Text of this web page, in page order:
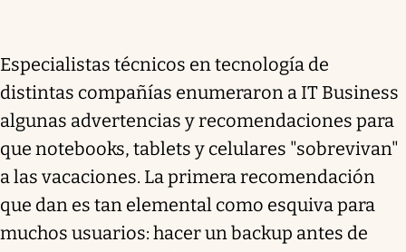
Especialistas técnicos en tecnología de
distintas compañías enumeraron a IT Business
algunas advertencias y recomendaciones para
que notebooks, tablets y celulares "sobrevivan"
a las vacaciones. La primera recomendación
que dan es tan elemental como esquiva para
muchos usuarios: hacer un backup antes de